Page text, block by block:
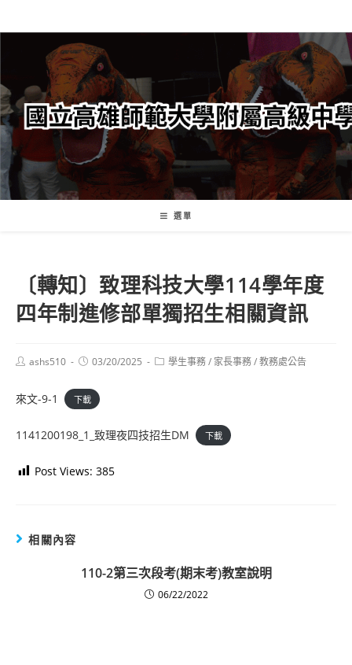
轉
要
內
容
選單
〔轉知〕致理科技大學114學年度
四年制進修部單獨招生相關資訊
Postashs510
Post03/20/2025
Post學生事務/ 家長事務/教務處公告
來文-9-1 下載
1141200198_1_致理夜四技招生DM 下載
Post Views: 385
相關內容
110-2第三次段考(期末考)教室說明
06/22/2022